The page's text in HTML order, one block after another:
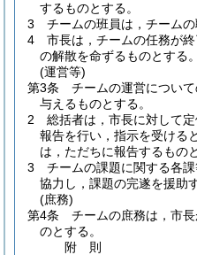
するものとする。
3
チームの班員は，チームの
4
市長は，チームの任務が
の解散を命ずるものとする。
(運営等)
第3条
チームの運営につい
与えるものとする。
2
総括者は，市長に対して
報告を行い，指示を受ける
は，ただちに報告するもの
3
チームの課題に関する各
協力し，課題の完遂を援助
(庶務)
第4条
チームの庶務は，市
のとする。
附 則